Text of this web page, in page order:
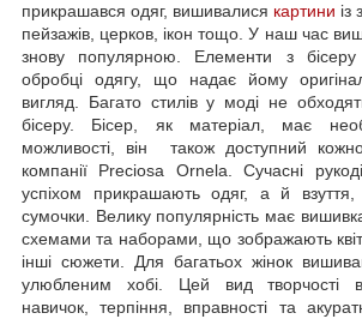
прикрашався одяг, вишивалися картини
пейзажів, церков, ікон тощо. У наш час
знову популярною. Елементи з бісеру
обробці одягу, що надає йому
вигляд. Багато стилів у моді не
бісеру. Бісер, як матеріал, має
можливості, він також доступний
компанії Preciosa Ornela. Сучасні
успіхом прикрашають одяг, а й
сумочки. Велику популярність має
схемами та наборами, що зображають
інші сюжети. Для багатьох жінок
улюбленим хобі. Цей вид творчості
навичок, терпіння, вправності та